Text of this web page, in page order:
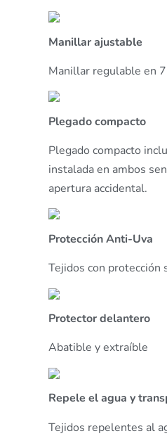
Manillar ajustable
Manillar regulable en
Plegado compacto
Plegado compacto
instalada en ambos
apertura accidental.
Protección Anti-Uva
Tejidos con protección
Protector delantero
Abatible y extraíble
Repele el agua y
Tejidos repelentes al